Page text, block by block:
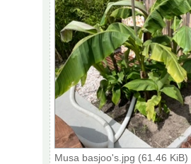
Musa basjoo's.jpg (61.46